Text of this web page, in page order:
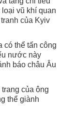
vũ khí quan
của Kyiv
có thể tấn công
nước này
báo châu Âu
của ông
thể giành